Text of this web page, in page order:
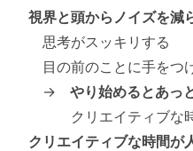
視界と頭からノイズを減
思考がスッキリする
目の前のことに手をつ
→ やり始めるとあっ
クリエイティブな
クリエイティブな時間が